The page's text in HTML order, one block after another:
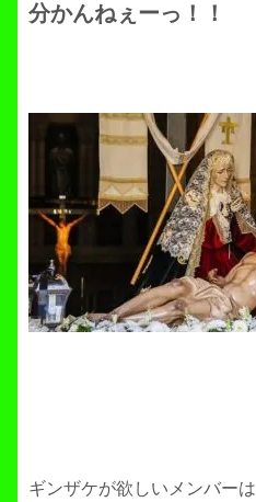
分かんねぇーっ！！
ギンザケが欲しいメンバーは